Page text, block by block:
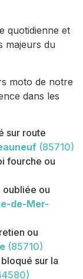
quotidienne et
majeurs du
moto de notre
dans les
sur route
(85710)
fourche ou
oubliée ou
de-Mer-
ou
(85710)
sur la